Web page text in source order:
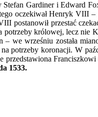
Gardiner i Edward
oczekiwał Henryk
przestać
potrzeby królowej, lecz
we wrześniu została
potrzeby koronacji. W
przedstawiona
1533.